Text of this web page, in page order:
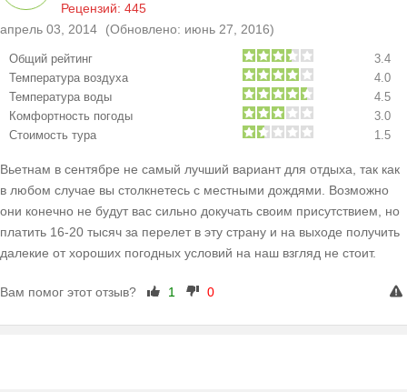
апрель 03, 2014 (Обновлено: июнь 27, 2016)
Общий рейтинг
3.4
Температура воздуха
4.0
Температура воды
4.5
Комфортность погоды
3.0
Стоимость тура
1.5
Вьетнам в сентябре не самый лучший вариант для отдыха, так как
в любом случае вы столкнетесь с местными дождями. Возможно
они конечно не будут вас сильно докучать своим присутствием, но
платить 16-20 тысяч за перелет в эту страну и на выходе получить
далекие от хороших погодных условий на наш взгляд не стоит.
Рецензий: 445
Вам помог этот отзыв? 1 0